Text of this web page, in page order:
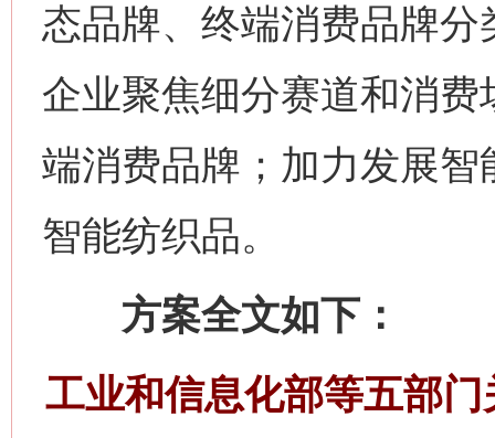
态品牌、终端消费品牌
企业聚焦细分赛道和消
端消费品牌；加力发展
智能纺织品。
方案全文如下：
工业和信息化部等五部
网上购药对药下症？